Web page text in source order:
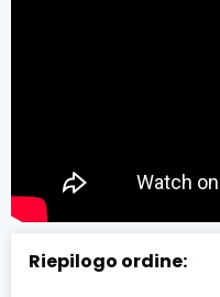
Riepilogo ordine: